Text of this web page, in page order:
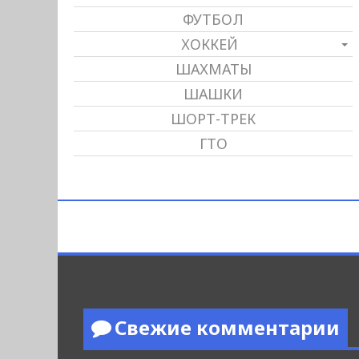
ФУТБОЛ
ХОККЕЙ
ШАХМАТЫ
ШАШКИ
ШОРТ-ТРЕК
ГТО
Свежие комментарии